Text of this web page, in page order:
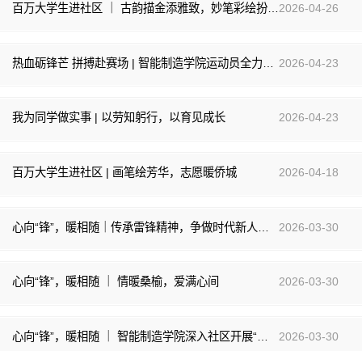
百万大学生进社区 ｜ 古韵描金添雅致，妙笔彩绘扮家园 2026-04-26
2026-04-23
我为同学做实事 | 以劳知躬行，以育见成长 2026-04-23
百万大学生进社区 | 画笔绘芳华，志愿暖侨城 2026-04-18
2026-03-30
心向“锋”，暖相随 ｜ 情暖桑榆，爱满心间 2026-03-30
心向“锋”，暖相随 ｜ 智能制造学院深入社区开展“四点半课堂”雷锋月专项活动 2026-03-30